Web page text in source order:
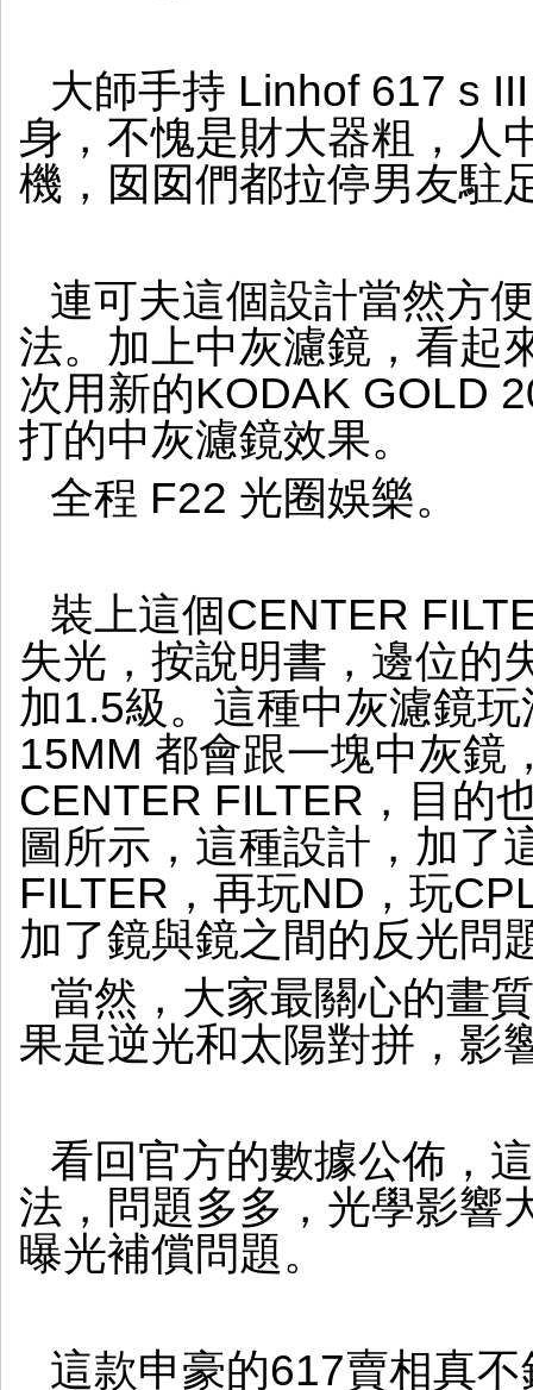
大師手持 Linhof 617 s
身，不愧是財大器粗，人
機，囡囡們都拉停男友駐
連可夫這個設計當然方
法。加上中灰濾鏡，看起
次用新的KODAK GOLD
打的中灰濾鏡效果。
全程 F22 光圈娛樂。
裝上這個CENTER
失光，按說明書，邊位的
加1.5級。這種中灰濾鏡
15MM 都會跟一塊中灰鏡
CENTER FILTER，目的
圖所示，這種設計，加了
FILTER，再玩ND，玩
加了鏡與鏡之間的反光問
當然，大家最關心的畫
果是逆光和太陽對拼，影
看回官方的數據公佈，
法，問題多多，光學影響
曝光補償問題。
這款申豪的617賣相真